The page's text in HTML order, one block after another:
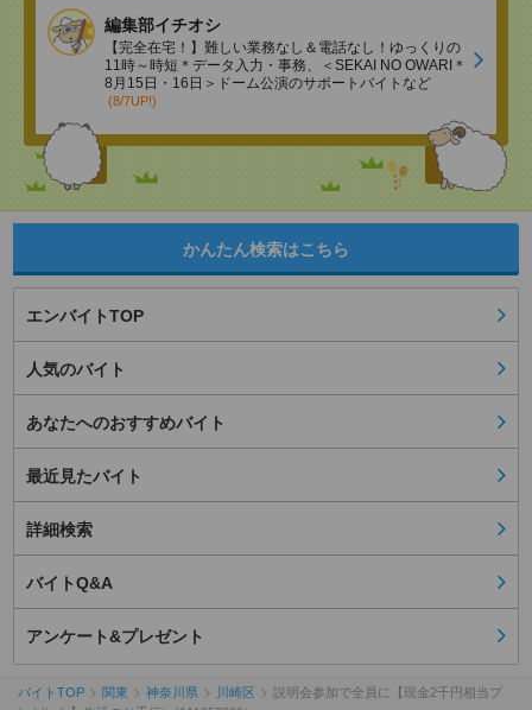
編集部イチオシ
【完全在宅！】難しい業務なし＆電話なし！ゆっくりの
11時～時短＊データ入力・事務、＜SEKAI NO OWARI＊
8月15日・16日＞ドーム公演のサポートバイトなど
(8/7UP!)
かんたん検索はこちら
エンバイトTOP
人気のバイト
あなたへのおすすめバイト
最近見たバイト
詳細検索
バイトQ&A
アンケート&プレゼント
バイトTOP 関東 神奈川県 川崎区
説明会参加で全員に【現金2千円相当プ